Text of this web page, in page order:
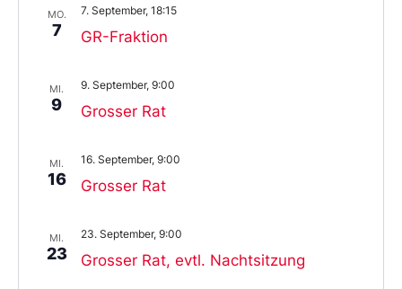
aus.
MO.
7 GR-Fraktion
7. September, 18:15
MI.
9 Grosser Rat
9. September, 9:00
MI.
16 Grosser Rat
16. September, 9:00
MI.
23 Grosser Rat, evtl. Nachtsitzung
23. September, 9:00